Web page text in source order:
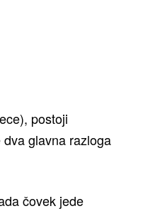
postoji
glavna razloga
čovek jede